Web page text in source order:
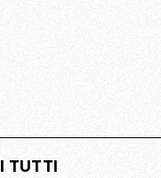
TUTTI